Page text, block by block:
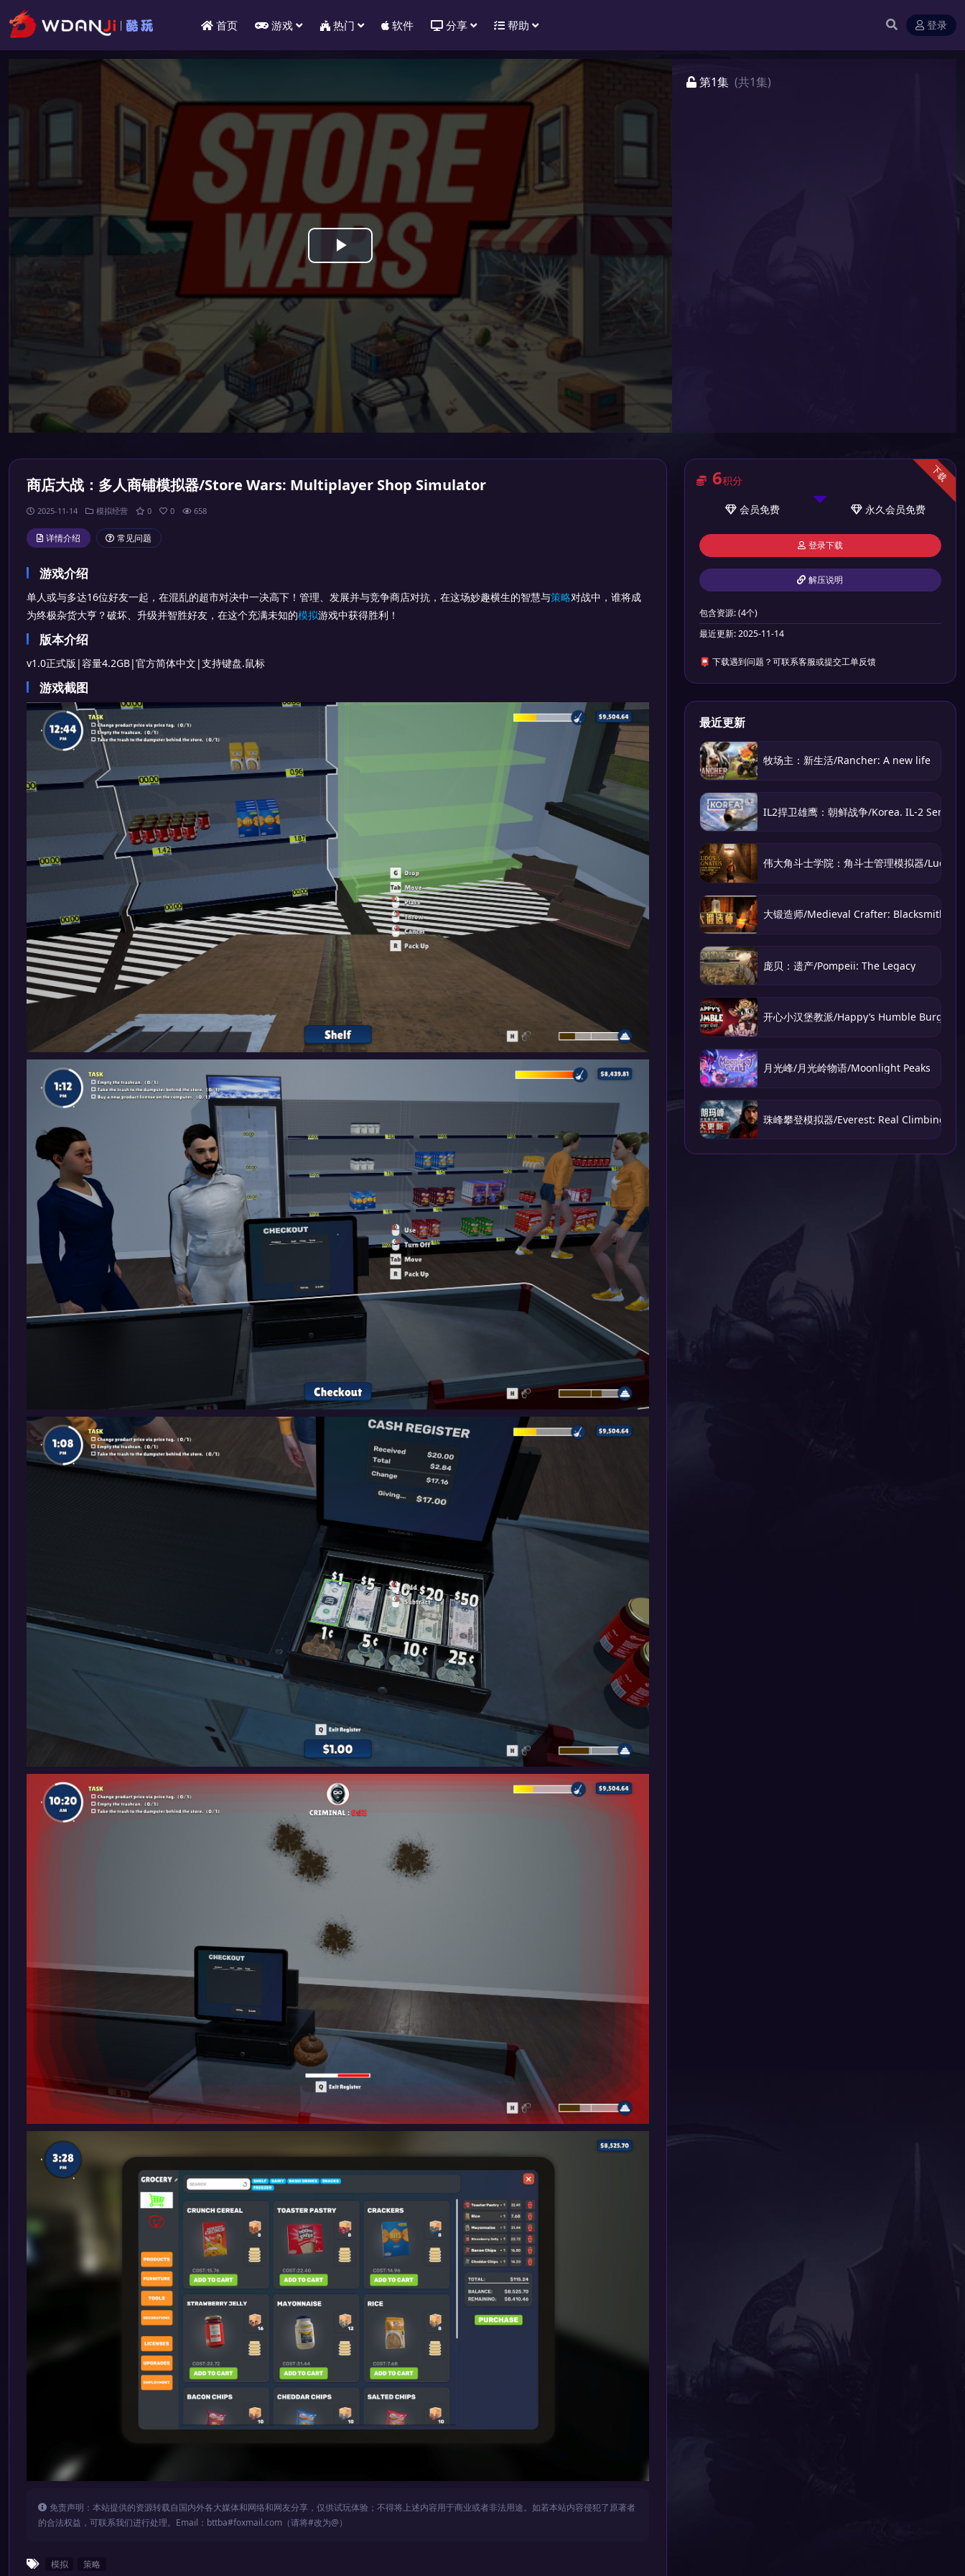
首页 游戏 热门 软件 分享 帮助 登录
Play
Video
第1集 (共1集)
商店大战：多人商铺模拟器/Store Wars: Multiplayer Shop Simulator
2025-11-14 模拟经营 0 0 658
详情介绍 常见问题
游戏介绍
单人或与多达16位好友一起，在混乱的超市对决中一决高下！管理、发展并与竞争商店对抗，在这场妙趣横生的智慧与策略对战中，谁将成
为终极杂货大亨？破坏、升级并智胜好友，在这个充满未知的模拟游戏中获得胜利！
版本介绍
v1.0正式版|容量4.2GB|官方简体中文|支持键盘.鼠标
游戏截图
免责声明：本站提供的资源转载自国内外各大媒体和网络和网友分享，仅供试玩体验；不得将上述内容用于商业或者非法用途。如若本站内容侵犯了原著者
的合法权益，可联系我们进行处理。Email：bttba#foxmail.com（请将#改为@）
模拟 策略
下载
6积分
会员免费 永久会员免费
登录下载
解压说明
包含资源:(4个)
最近更新:2025-11-14
📮 下载遇到问题？可联系客服或提交工单反馈
最近更新
牧场主：新生活/Rancher: A new life
IL2捍卫雄鹰：朝鲜战争/Korea. IL-2 Series
伟大角斗士学院：角斗士管理模拟器/
大锻造师/Medieval Crafter: Blacksmith
庞贝：遗产/Pompeii: The Legacy
开心小汉堡教派/Happy’s Humble Burger
月光峰/月光岭物语/Moonlight Peaks
珠峰攀登模拟器/Everest: Real Climbing